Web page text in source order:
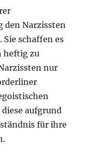
den Narzissten
Sie schaffen es
heftig zu
nur
aufgrund
für ihre